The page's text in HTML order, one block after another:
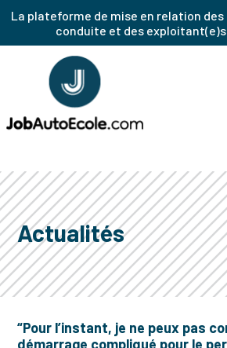
La plateforme de mise en relation
conduite et des
Actualités
“Pour l’instant, je ne peux pas
démarrage compliqué pour le